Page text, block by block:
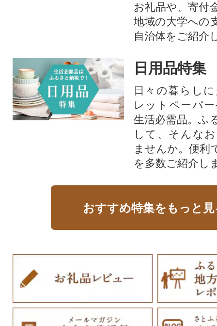
お礼品や、寄付
地域の大学への
自治体をご紹介
日用品特集
日々の暮らし
レットペーパ
生活必需品。ふ
して、そんな
ませんか。便利
を多数ご紹介し
おすすめ特集をもっと